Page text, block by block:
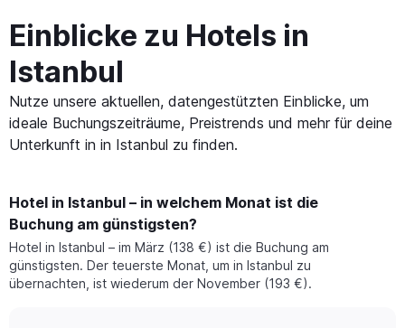
Einblicke zu Hotels in
Istanbul
Nutze unsere aktuellen, datengestützten Einblicke, um
ideale Buchungszeiträume, Preistrends und mehr für deine
Unterkunft in in Istanbul zu finden.
Hotel in Istanbul – in welchem Monat ist die
Buchung am günstigsten?
Hotel in Istanbul – im März (138 €) ist die Buchung am
günstigsten. Der teuerste Monat, um in Istanbul zu
übernachten, ist wiederum der November (193 €).